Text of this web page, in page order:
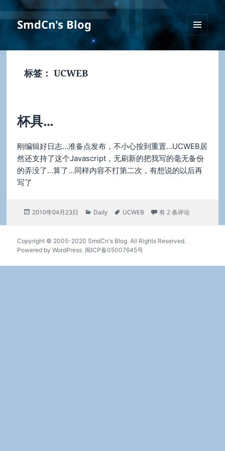
SmdCn's Blog
挂件
标签： UCWEB
杯具…
刚编辑好日志…准备点发布，不小心按到重置…UCWEB居
然还支持了这个Javascript，无刷新的把我写的毫无备份
的弄没了…算了…同样内容不打第二次，有想说的以后再
写了
发
2010年04月23日
分
Daily
标
UCWEB 杯具…
有 2 条评论
Copyright © 2005-2020 SmdCn's Blog. All Rights Reserved.
Powered byWordPress. 闽ICP备05007645号